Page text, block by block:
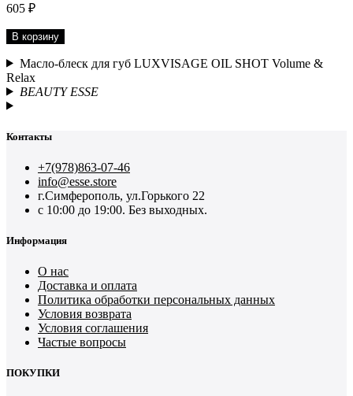
605 ₽
В корзину
Масло-блеск для губ LUXVISAGE OIL SHOT Volume &
Relax
BEAUTY ESSE
Контакты
+7(978)863-07-46
info@esse.store
г.Симферополь, ул.Горького 22
с 10:00 до 19:00. Без выходных.
Информация
О нас
Доставка и оплата
Политика обработки персональных данных
Условия возврата
Условия соглашения
Частые вопросы
ПОКУПКИ